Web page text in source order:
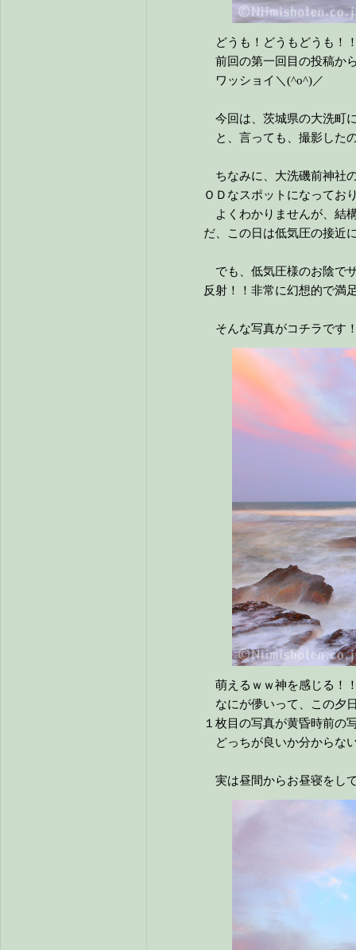
どうも！どうもどうも！
前回の第一回目の投稿か
ワッショイ＼(^o^)／
今回は、茨城県の大洗町
と、言っても、撮影した
ちなみに、大洗磯前神社
ＯＤなスポットになってお
よくわかりませんが、結
だ、この日は低気圧の接近
でも、低気圧様のお陰で
反射！！非常に幻想的で満
そんな写真がコチラです
萌えるｗｗ神を感じる！
なにが儚いって、この夕
１枚目の写真が黄昏時前の
どっちが良いか分からな
実は昼間からお昼寝をし